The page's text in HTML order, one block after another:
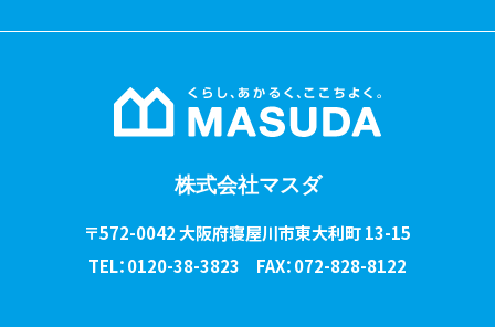
株式会社マスダ
〒572-0042 大阪府寝屋川市東大利町 13-15
TEL：0120-38-3823 FAX：072-828-8122